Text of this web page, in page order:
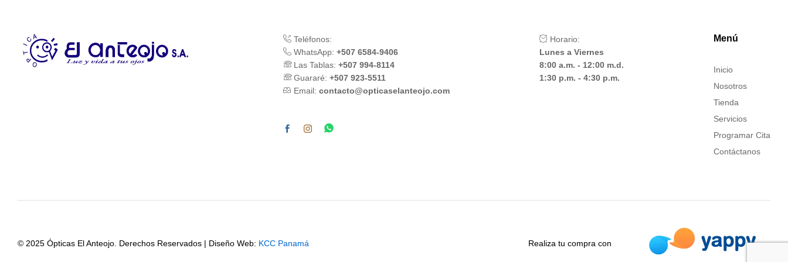
Teléfonos:
WhatsApp: +507 6584-9406
Las Tablas: +507 994-8114
Guararé: +507 923-5511
Email: contacto@opticaselanteojo.com
Horario:
Lunes a Viernes
8:00 a.m. - 12:00 m.d.
1:30 p.m. - 4:30 p.m.
Menú
Inicio
Nosotros
Tienda
Servicios
Programar Cita
Contáctanos
© 2025 Ópticas El Anteojo. Derechos Reservados | Diseño Web: KCC Panamá Realiza tu compra con